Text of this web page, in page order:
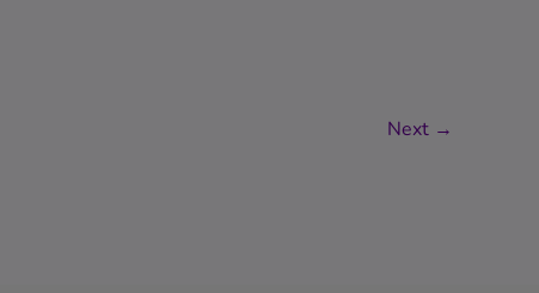
Next →